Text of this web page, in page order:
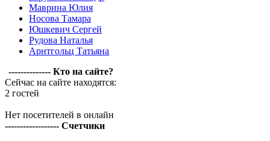
Маврина Юлия
Носова Тамара
Юшкевич Сергей
Рудова Наталья
Арнтгольц Татьяна
-------------- Кто на сайте?
Сейчас на сайте находятся:
2 гостей
Нет посетителей в онлайн
------------------ Счетчики